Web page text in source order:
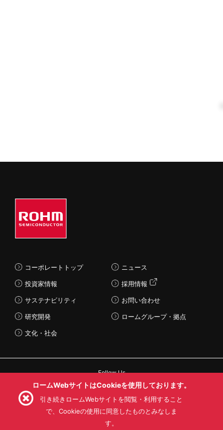
コーポレートトップ
投資家情報
サステナビリティ
研究開発
文化・社会
ニュース
採用情報
お問い合わせ
ロームグループ・拠点
Follow Us
利用目的
ロームWebサイトはCookieを使用しております。
引き続きロームWebサイトを閲覧・利用すること
で、Cookieの使用に同意したものとみなしま
す。